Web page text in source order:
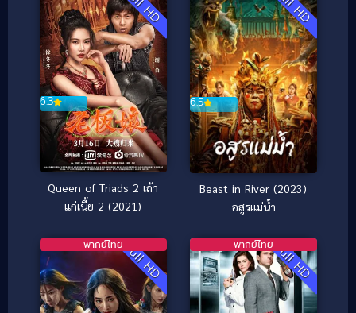
6.3
Queen of Triads 2 เถ้า
แก่เนี้ย 2 (2021)
6.5
Beast in River (2023)
อสูรแม่น้ำ
Full HD
พากย์ไทย Full HD
พากย์ไทย